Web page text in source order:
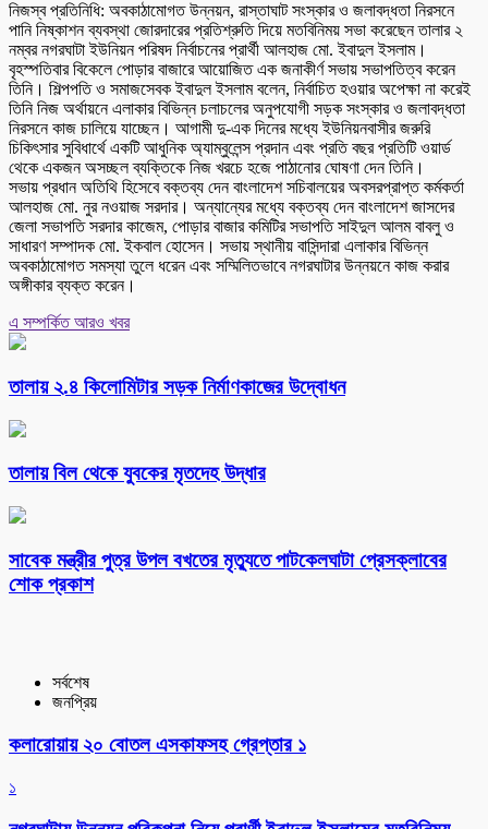
নিজস্ব প্রতিনিধি: অবকাঠামোগত উন্নয়ন, রাস্তাঘাট সংস্কার ও জলাবদ্ধতা নিরসনে
পানি নিষ্কাশন ব্যবস্থা জোরদারের প্রতিশ্রুতি দিয়ে মতবিনিময় সভা করেছেন তালার ২
নম্বর নগরঘাটা ইউনিয়ন পরিষদ নির্বাচনের প্রার্থী আলহাজ মো. ইবাদুল ইসলাম।
বৃহস্পতিবার বিকেলে পোড়ার বাজারে আয়োজিত এক জনাকীর্ণ সভায় সভাপতিত্ব করেন
তিনি। শিল্পপতি ও সমাজসেবক ইবাদুল ইসলাম বলেন, নির্বাচিত হওয়ার অপেক্ষা না করেই
তিনি নিজ অর্থায়নে এলাকার বিভিন্ন চলাচলের অনুপযোগী সড়ক সংস্কার ও জলাবদ্ধতা
নিরসনে কাজ চালিয়ে যাচ্ছেন। আগামী দু-এক দিনের মধ্যে ইউনিয়নবাসীর জরুরি
চিকিৎসার সুবিধার্থে একটি আধুনিক অ্যাম্বুলেন্স প্রদান এবং প্রতি বছর প্রতিটি ওয়ার্ড
থেকে একজন অসচ্ছল ব্যক্তিকে নিজ খরচে হজে পাঠানোর ঘোষণা দেন তিনি।
সভায় প্রধান অতিথি হিসেবে বক্তব্য দেন বাংলাদেশ সচিবালয়ের অবসরপ্রাপ্ত কর্মকর্তা
আলহাজ মো. নুর নওয়াজ সরদার। অন্যান্যের মধ্যে বক্তব্য দেন বাংলাদেশ জাসদের
জেলা সভাপতি সরদার কাজেম, পোড়ার বাজার কমিটির সভাপতি সাইদুল আলম বাবলু ও
সাধারণ সম্পাদক মো. ইকবাল হোসেন। সভায় স্থানীয় বাসিন্দারা এলাকার বিভিন্ন
অবকাঠামোগত সমস্যা তুলে ধরেন এবং সম্মিলিতভাবে নগরঘাটার উন্নয়নে কাজ করার
অঙ্গীকার ব্যক্ত করেন।
এ সম্পর্কিত আরও খবর
তালায় ২.৪ কিলোমিটার সড়ক নির্মাণকাজের উদ্বোধন
তালায় বিল থেকে যুবকের মৃতদেহ উদ্ধার
সাবেক মন্ত্রীর পুত্র উপল বখতের মৃত্যুতে পাটকেলঘাটা প্রেসক্লাবের
শোক প্রকাশ
সর্বশেষ
জনপ্রিয়
কলারোয়ায় ২০ বোতল এসকাফসহ গ্রেপ্তার ১
১